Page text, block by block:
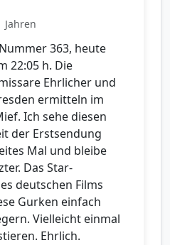
Jahren
363, heute
22:05 h. Die
Ehrlicher und
ermitteln im
Ich sehe diesen
der Erstsendung
Mal und bleibe
Das Star-
deutschen Films
Gurken einfach
Vielleicht einmal
Ehrlich.